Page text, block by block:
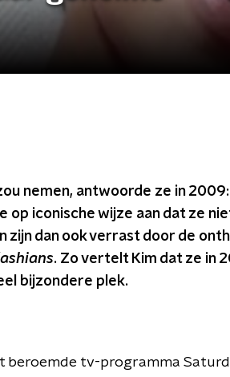
nemen, antwoorde ze in 2009:
op iconische wijze aan dat ze
zijn dan ook verrast door de
. Zo vertelt Kim dat ze in
bijzondere plek.
beroemde tv-programma